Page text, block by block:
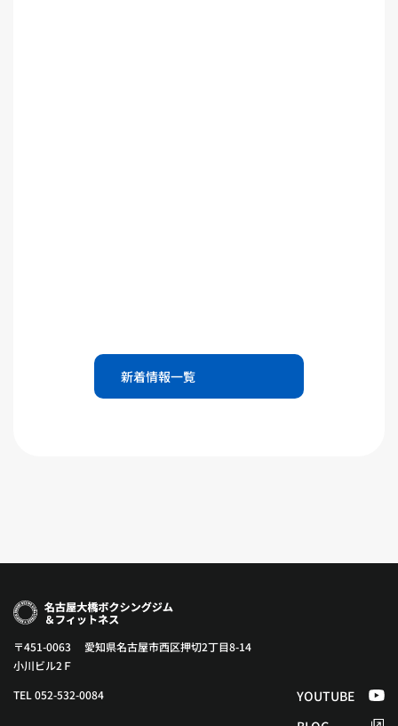
新着情報一覧
〒451-0063 愛知県名古屋市西区押切2丁目8-14
小川ビル2Ｆ
TEL 052-532-0084
YOUTUBE